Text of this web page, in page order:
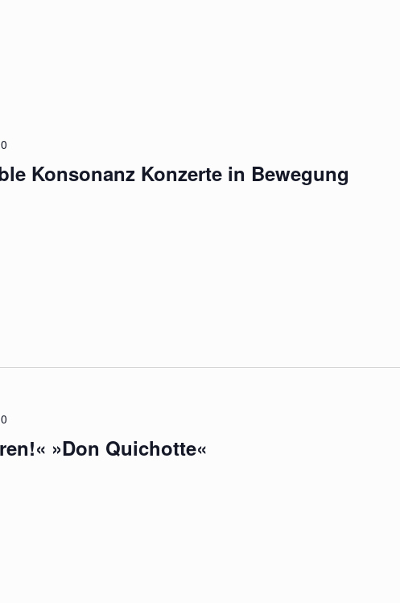
Konsonanz Konzerte in Bewegung
»Don Quichotte«